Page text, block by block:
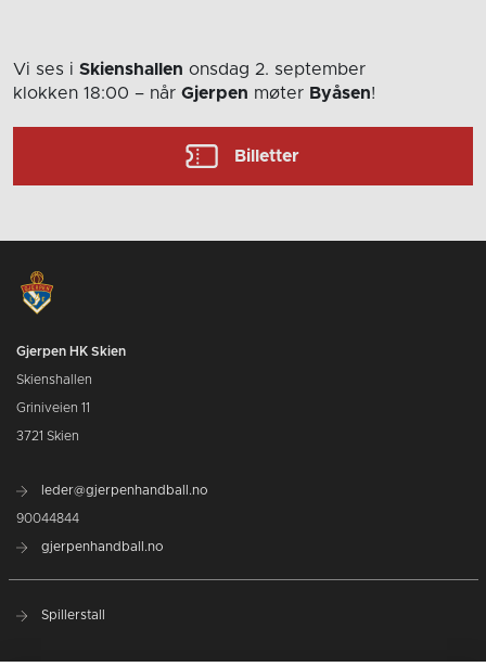
Vi ses i Skienshallen onsdag 2. september
klokken 18:00 – når Gjerpen møter Byåsen!
Billetter
Gjerpen HK Skien
Skienshallen
Griniveien 11
3721 Skien
leder@gjerpenhandball.no
90044844
gjerpenhandball.no
Spillerstall